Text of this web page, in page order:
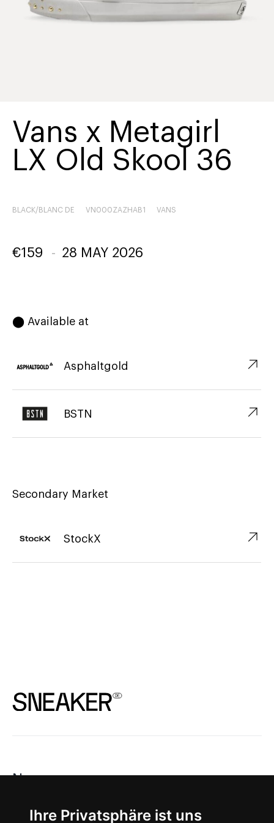
Ihre Privatsphäre ist uns
Vans x Metagirl
LX Old Skool 36
BLACK/BLANC DE VN000ZAZHAB1 VANS
€159 - 28 MAY 2026
⬤ Available at
Asphaltgold ↗︎
BSTN ↗︎
Secondary Market
StockX ↗︎
News
About